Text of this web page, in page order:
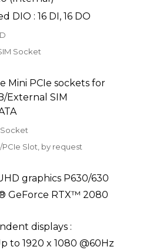
DIO : 16 DI, 16 DO
Socket
Mini PCIe sockets for
External SIM
Socket
PCIe Slot, by request
graphics P630/630
GeForce RTX™ 2080
displays :
to 1920 x 1080 @60Hz